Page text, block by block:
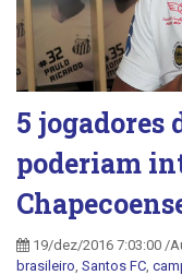
5 jogadores
poderiam
19/dez/2016 7:03:00 /
brasileiro Santos FC